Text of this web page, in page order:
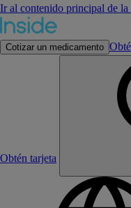
Ir al contenido principal de la
Cotizar un medicamento
Obtén tarjeta